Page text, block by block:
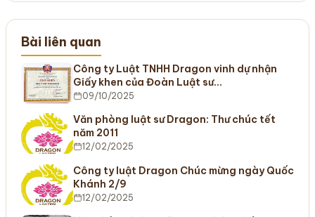
Bài liên quan
Công ty Luật TNHH Dragon vinh dự nhận
Giấy khen của Đoàn Luật sư…
09/10/2025
Văn phòng luật sư Dragon: Thư chúc tết
năm 2011
12/02/2025
Công ty luật Dragon Chúc mừng ngày Quốc
Khánh 2/9
12/02/2025